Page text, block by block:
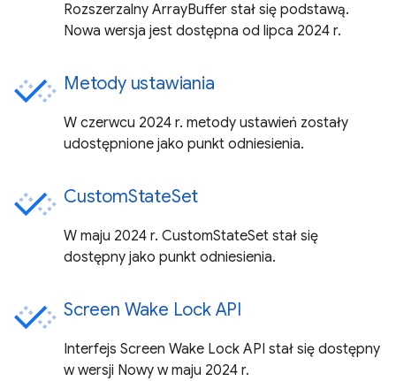
Rozszerzalny ArrayBuffer stał się podstawą.
Nowa wersja jest dostępna od lipca 2024 r.
Metody ustawiania
W czerwcu 2024 r. metody ustawień zostały
udostępnione jako punkt odniesienia.
CustomStateSet
W maju 2024 r. CustomStateSet stał się
dostępny jako punkt odniesienia.
Screen Wake Lock API
Interfejs Screen Wake Lock API stał się dostępny
w wersji Nowy w maju 2024 r.